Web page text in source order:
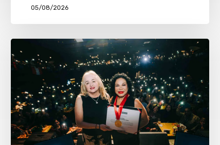
05/08/2026